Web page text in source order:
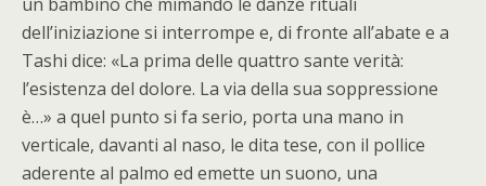
dell’iniziazione si interrompe e, di fronte all’abate e a
Tashi dice: «La prima delle quattro sante verità:
l’esistenza del dolore. La via della sua soppressione
è…» a quel punto si fa serio, porta una mano in
verticale, davanti al naso, le dita tese, con il pollice
aderente al palmo ed emette un suono, una